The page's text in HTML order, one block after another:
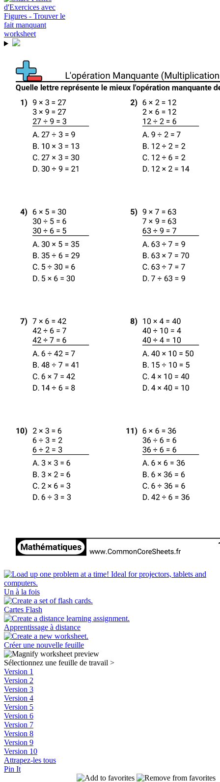
Un à la fois
Cartes Flash
Apprentissage à distance
Créer une nouvelle feuille
Sélectionnez une feuille de travail >
Version 1
Version 2
Version 3
Version 4
Version 5
Version 6
Version 7
Version 8
Version 9
Version 10
Attrapez-les tous
Pin It